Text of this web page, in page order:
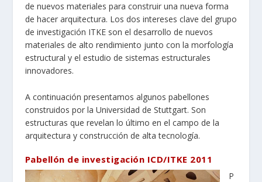
de nuevos materiales para construir una nueva forma
de hacer arquitectura. Los dos intereses clave del grupo
de investigación ITKE son el desarrollo de nuevos
materiales de alto rendimiento junto con la morfología
estructural y el estudio de sistemas estructurales
innovadores.
A continuación presentamos algunos pabellones
construidos por la Universidad de Stuttgart. Son
estructuras que revelan lo último en el campo de la
arquitectura y construcción de alta tecnología.
Pabellón de investigación ICD/ITKE 2011
P